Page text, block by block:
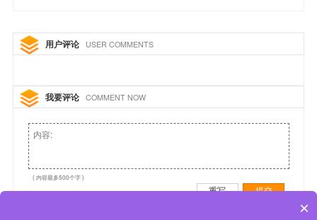
用户评论 USER COMMENTS
我要评论 COMMENT NOW
( 内容最多500个字 )
重写 提交
×